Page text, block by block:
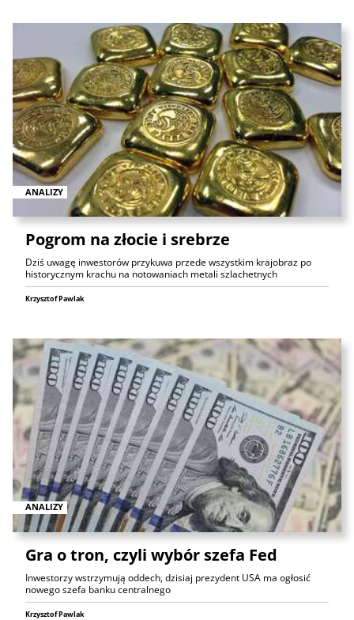
ANALIZY
Pogrom na złocie i srebrze
Dziś uwagę inwestorów przykuwa przede wszystkim krajobraz po
historycznym krachu na notowaniach metali szlachetnych
Krzysztof Pawlak
ANALIZY
Gra o tron, czyli wybór szefa Fed
Inwestorzy wstrzymują oddech, dzisiaj prezydent USA ma ogłosić
nowego szefa banku centralnego
Krzysztof Pawlak